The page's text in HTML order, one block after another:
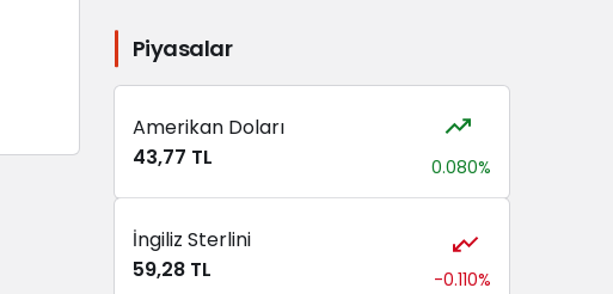
Piyasalar
Amerikan Doları
43,77 TL
0.080%
İngiliz Sterlini
59,28 TL
-0.110%